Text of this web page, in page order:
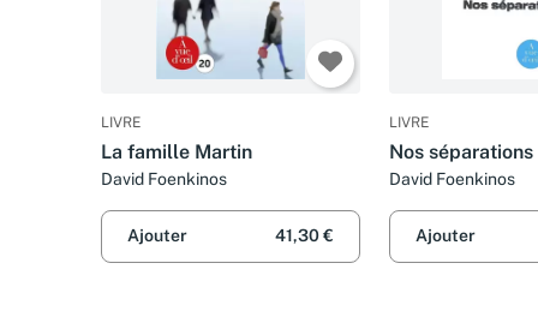
LIVRE
La famille Martin
David Foenkinos
Ajouter 41,30 €
LIVRE
Nos séparations
David Foenkinos
Ajouter